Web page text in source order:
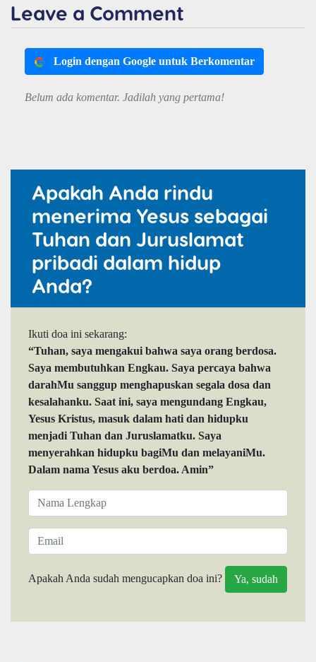
Leave a Comment
Login dengan Google untuk Berkomentar
Belum ada komentar. Jadilah yang pertama!
Apakah Anda rindu
menerima Yesus sebagai
Tuhan dan Juruslamat
pribadi dalam hidup
Anda?
Ikuti doa ini sekarang:
“Tuhan, saya mengakui bahwa saya orang berdosa.
Saya membutuhkan Engkau. Saya percaya bahwa
darahMu sanggup menghapuskan segala dosa dan
kesalahanku. Saat ini, saya mengundang Engkau,
Yesus Kristus, masuk dalam hati dan hidupku
menjadi Tuhan dan Juruslamatku. Saya
menyerahkan hidupku bagiMu dan melayaniMu.
Dalam nama Yesus aku berdoa. Amin”
Apakah Anda sudah mengucapkan doa ini?